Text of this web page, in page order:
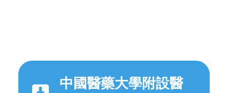
中國醫藥大學附設醫